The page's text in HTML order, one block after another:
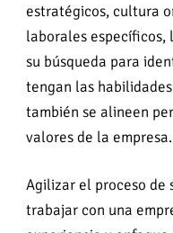
estratégicos, cultura
laborales
su búsqueda para
tengan las
también se alineen
valores de la
Agilizar el proceso de
trabajar con una